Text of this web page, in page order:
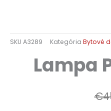
SKU A3289 Kategória Bytové
Lampa
€